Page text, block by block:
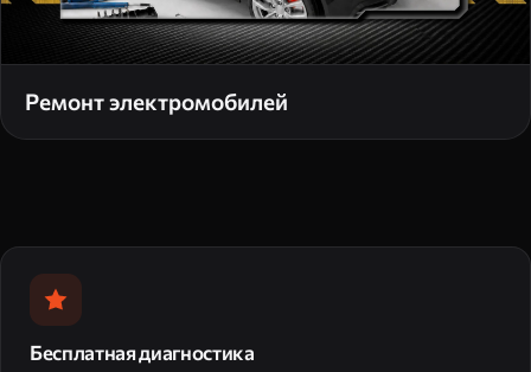
Ремонт электромобилей
Бесплатная диагностика